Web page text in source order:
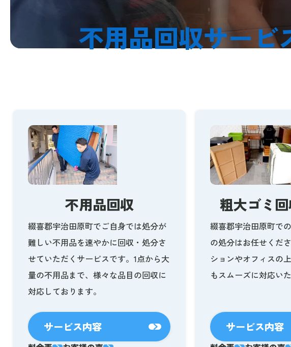
不用品回収サービ
不用品回収
綴喜郡宇治田原町でご自身では処分が
難しい不用品を速やかに回収・処分さ
せていただくサービスです。1点から大
量の不用品まで、様々な品目の回収に
対応しております。
サービス内容
粗大ゴミ
綴喜郡宇治田原町で
の処分はお任せくだ
ションやオフィスの
もスムーズに対応いた
サービス内容